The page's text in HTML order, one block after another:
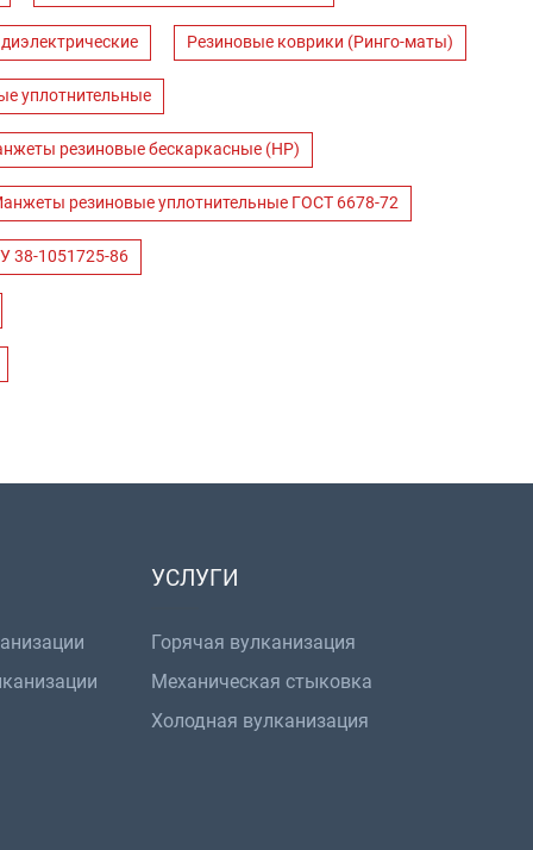
Резиновые коврики (Ринго-маты)
уплотнительные
резиновые бескаркасные (НР)
резиновые уплотнительные ГОСТ 6678-72
38-1051725-86
УСЛУГИ
Горячая вулканизация
Механическая стыковка
Холодная вулканизация